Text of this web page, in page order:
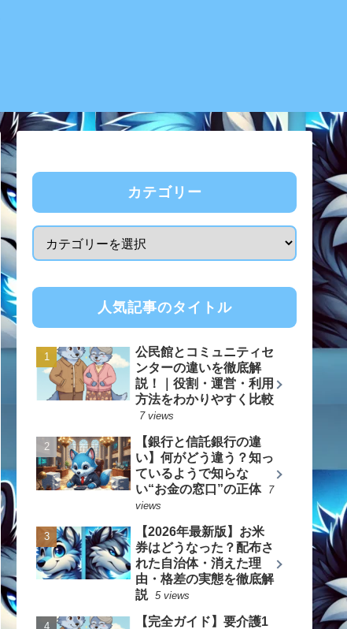
カテゴリー
人気記事のタイトル
公民館とコミュニティセ
ンターの違いを徹底解
説！｜役割・運営・利用
方法をわかりやすく比較
7 views
【銀行と信託銀行の違
い】何がどう違う？知っ
ているようで知らな
い“お金の窓口”の正体
7
views
【2026年最新版】お米
券はどうなった？配布さ
れた自治体・消えた理
由・格差の実態を徹底解
説 5 views
【完全ガイド】要介護1